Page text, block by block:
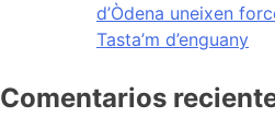
d’Òdena uneixen
Tasta’m d’enguany
Comentarios